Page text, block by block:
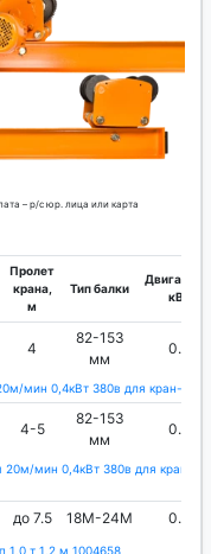
– р/с юр. лица или карта
Пролет
крана,
м
Тип балки
кВт
4
82-153
мм
0.4
мин 0,4кВт 380в для кран-
4-5
82-153
мм
0.4
20м/мин 0,4кВт 380в для кран-
до 7.5 18М-24М 0.4
1,0 т 1,2 м 1004658